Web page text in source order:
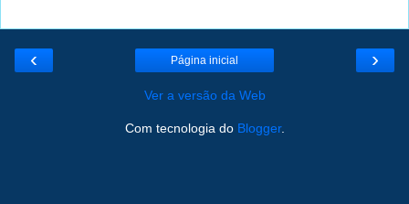
‹ ›
Página inicial
Ver a versão da Web
Com tecnologia do Blogger.